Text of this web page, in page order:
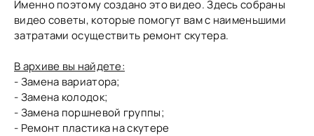
Именно поэтому создано это видео. Здесь собраны
видео советы, которые помогут вам с наименьшими
затратами осуществить ремонт скутера.
В архиве вы найдете:
- Замена вариатора;
- Замена колодок;
- Замена поршневой группы;
- Ремонт пластика на скутере